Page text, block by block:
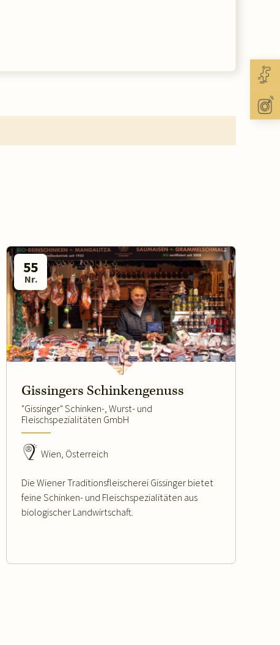
55
Nr.
Gissingers Schinkengenuss
"Gissinger" Schinken-, Wurst- und
Fleischspezialitäten GmbH
Wien, Österreich
Die Wiener Traditionsfleischerei Gissinger bietet
feine Schinken- und Fleischspezialitäten aus
biologischer Landwirtschaft.